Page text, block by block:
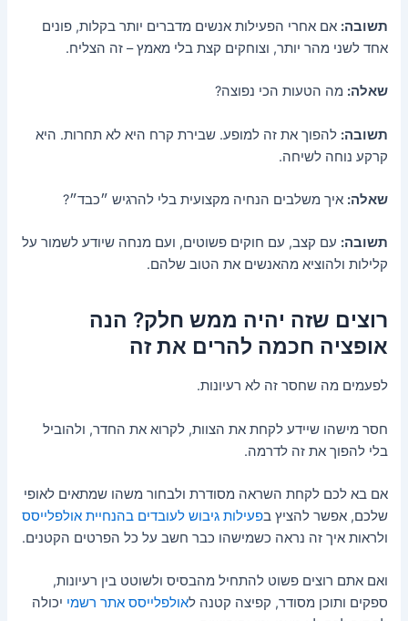
תשובה: אם אחרי הפעילות אנשים מדברים יותר בקלות, פונים
אחד לשני מהר יותר, וצוחקים קצת בלי מאמץ – זה הצליח.
שאלה: מה הטעות הכי נפוצה?
תשובה: להפוך את זה למופע. שבירת קרח היא לא תחרות. היא
קרקע נוחה לשיחה.
שאלה: איך משלבים הנחיה מקצועית בלי להרגיש ״כבד״?
תשובה: עם קצב, עם חוקים פשוטים, ועם מנחה שיודע לשמור על
קלילות ולהוציא מהאנשים את הטוב שלהם.
רוצים שזה יהיה ממש חלק? הנה
אופציה חכמה להרים את זה
לפעמים מה שחסר זה לא רעיונות.
חסר מישהו שיידע לקחת את הצוות, לקרוא את החדר, ולהוביל
בלי להפוך את זה לדרמה.
אם בא לכם לקחת השראה מסודרת ולבחור משהו שמתאים לאופי
שלכם, אפשר להציץ בפעילות גיבוש לעובדים בהנחיית אולפלייסס
ולראות איך זה נראה כשמישהו כבר חשב על כל הפרטים הקטנים.
ואם אתם רוצים פשוט להתחיל מהבסיס ולשוטט בין רעיונות,
ספקים ותוכן מסודר, קפיצה קטנה לאולפלייסס אתר רשמי יכולה